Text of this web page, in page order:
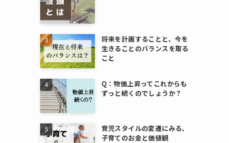
将来を計画することと、今を
生きることのバランスを取る
こと
Q：物価上昇ってこれからも
ずっと続くのでしょうか？
育児スタイルの変遷にみる、
子育てのお金と価値観